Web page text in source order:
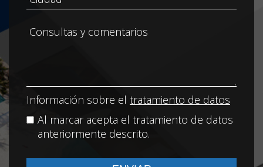
Información sobre el tratamiento de datos
Al marcar acepta el tratamiento de datos
anteriormente descrito.